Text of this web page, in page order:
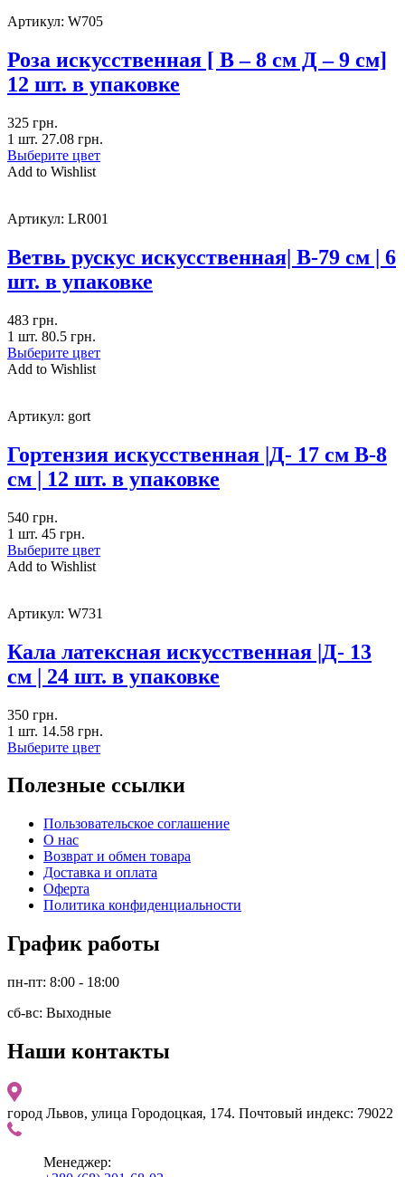
Артикул: W705
Роза искусственная [ В – 8 см Д – 9 см]
12 шт. в упаковке
325 грн.
1 шт. 27.08 грн.
Выберите цвет
Add to Wishlist
Артикул: LR001
Ветвь рускус искусственная| В-79 см | 6
шт. в упаковке
483 грн.
1 шт. 80.5 грн.
Выберите цвет
Add to Wishlist
Артикул: gort
Гортензия искусственная |Д- 17 см В-8
см | 12 шт. в упаковке
540 грн.
1 шт. 45 грн.
Выберите цвет
Add to Wishlist
Артикул: W731
Кала латексная искусственная |Д- 13
см | 24 шт. в упаковке
350 грн.
1 шт. 14.58 грн.
Выберите цвет
Полезные ссылки
Пользовательское соглашение
О нас
Возврат и обмен товара
Доставка и оплата
Оферта
Политика конфиденциальности
График работы
пн-пт: 8:00 - 18:00
сб-вс: Выходные
Наши контакты
город Львов, улица Городоцкая, 174. Почтовый индекс: 79022
Менеджер: